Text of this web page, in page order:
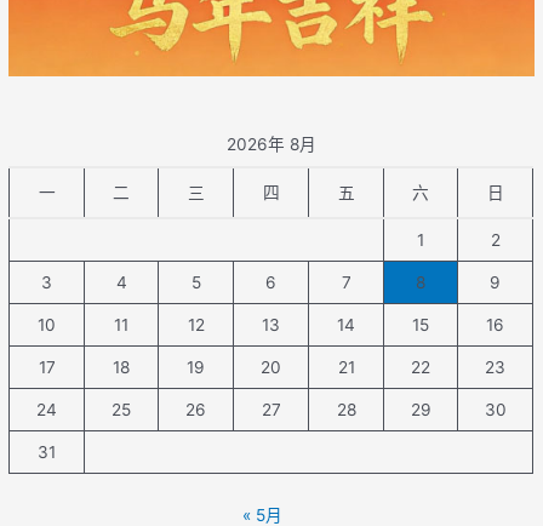
2026年 8月
一 二 三 四 五 六 日
1 2
3 4 5 6 7 8 9
10 11 12 13 14 15 16
17 18 19 20 21 22 23
24 25 26 27 28 29 30
31
« 5月